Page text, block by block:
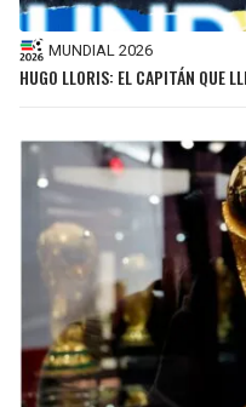
MUNDIAL 2026
HUGO LLORIS: EL CAPITÁN QUE